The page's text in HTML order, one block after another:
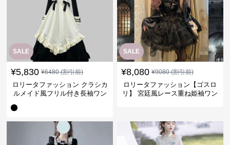
SALE
¥5,830 ¥6480(割引前)
ロリータファッション クラシカ
ルメイド風フリル付き長袖ワン
SALE
¥8,080 ¥9080(割引前)
ロリータファッション【ゴスロ
リ】 宮廷風レース重ね姫袖ワン